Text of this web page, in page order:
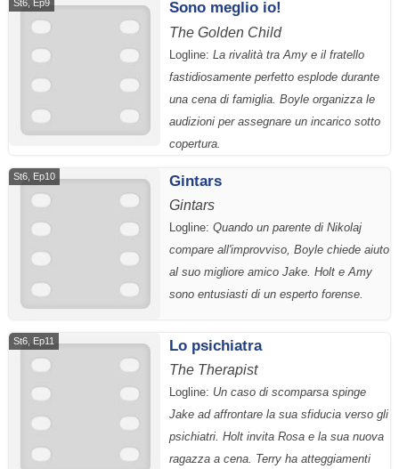
St6, Ep9 Sono meglio io!
The Golden Child
Logline: La rivalità tra Amy e il fratello
fastidiosamente perfetto esplode durante
una cena di famiglia. Boyle organizza le
audizioni per assegnare un incarico sotto
copertura.
St6, Ep10 Gintars
Gintars
Logline: Quando un parente di Nikolaj
compare all'improvviso, Boyle chiede aiuto
al suo migliore amico Jake. Holt e Amy
sono entusiasti di un esperto forense.
St6, Ep11 Lo psichiatra
The Therapist
Logline: Un caso di scomparsa spinge
Jake ad affrontare la sua sfiducia verso gli
psichiatri. Holt invita Rosa e la sua nuova
ragazza a cena. Terry ha atteggiamenti